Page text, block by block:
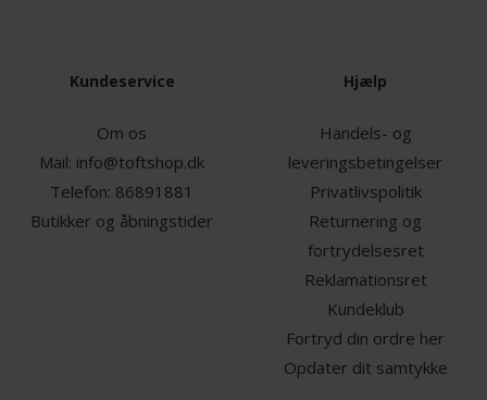
Kundeservice
Om os
Mail: info@toftshop.dk
Telefon: 86891881
Butikker og åbningstider
Hjælp
Handels- og
leveringsbetingelser
Privatlivspolitik
Returnering og
fortrydelsesret
Reklamationsret
Kundeklub
Fortryd din ordre her
Opdater dit samtykke